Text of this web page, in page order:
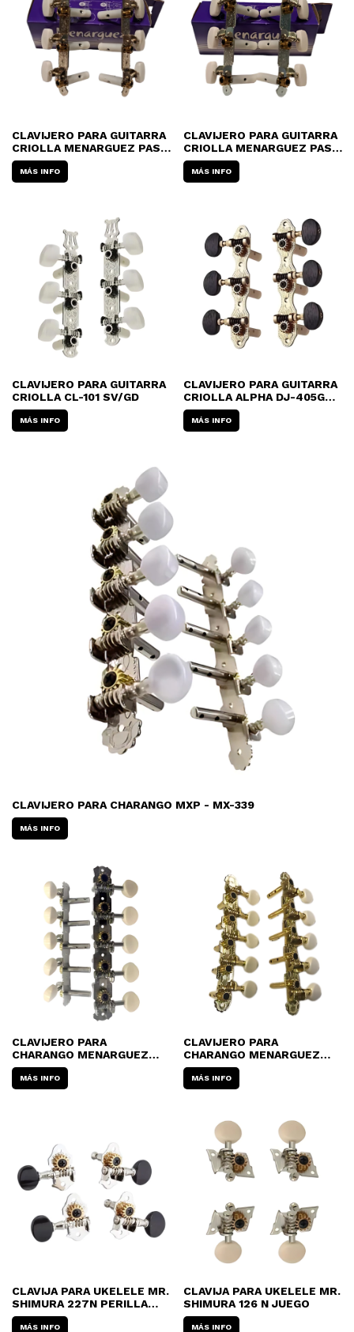
CLAVIJERO PARA GUITARRA
CRIOLLA MENARGUEZ PASO
INTERNACIONAL 207
MÁS INFO
CLAVIJERO PARA GUITARRA
CRIOLLA MENARGUEZ PASO
INTERNACIONAL 206
MÁS INFO
CLAVIJERO PARA GUITARRA
CRIOLLA CL-101 SV/GD
MÁS INFO
CLAVIJERO PARA GUITARRA
CRIOLLA ALPHA DJ-405GK -
DORADO
MÁS INFO
CLAVIJERO PARA CHARANGO MXP - MX-339
MÁS INFO
CLAVIJERO PARA
CHARANGO MENARGUEZ
309
MÁS INFO
CLAVIJERO PARA
CHARANGO MENARGUEZ
12308 DORADO
MÁS INFO
CLAVIJA PARA UKELELE MR.
SHIMURA 227N PERILLA
NEGRA (JUEGO)
MÁS INFO
CLAVIJA PARA UKELELE MR.
SHIMURA 126 N JUEGO
MÁS INFO